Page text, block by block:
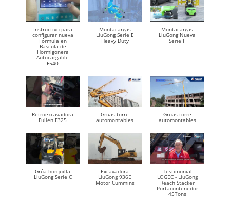
Instructivo para
configurar nueva
Fórmula en
Bascula de
Hormigonera
Autocargable
F540
Montacargas
LiuGong Serie E
Heavy Duty
Montacargas
LiuGong Nueva
Serie F
Retroexcavadora
Fullen F325
Gruas torre
automontables
Gruas torre
automontables
Grúa horquilla
LiuGong Serie C
Excavadora
LiuGong 936E
Motor Cummins
Testimonial
LOGEC - LiuGong
Reach Stacker
Portacontenedor
45Tons